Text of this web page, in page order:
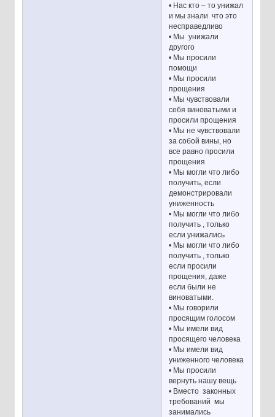
• Нас кто – то унижал
и мы знали что это
несправедливо
• Мы унижали
другого
• Мы просили
помощи
• Мы просили
прощения
• Мы чувствовали
себя виноватыми и
просили прощения
• Мы не чувствовали
за собой вины, но
все равно просили
прощения
• Мы могли что либо
получить, если
демонстрировали
униженность
• Мы могли что либо
получить , только
если унижались
• Мы могли что либо
получить , только
если просили
прощения, даже
если были не
виноватыми.
• Мы говорили
просящим голосом
• Мы имели вид
просящего человека
• Мы имели вид
униженного человека
• Мы просили
вернуть нашу вещь
• Вместо законных
требований мы
занимались